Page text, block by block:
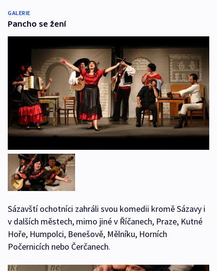
GALERIE
Pancho se žení
Sázavští ochotníci zahráli svou komedii kromě Sázavy i
v dalších městech, mimo jiné v Říčanech, Praze, Kutné
Hoře, Humpolci, Benešově, Mělníku, Horních
Počernicích nebo Čerčanech.